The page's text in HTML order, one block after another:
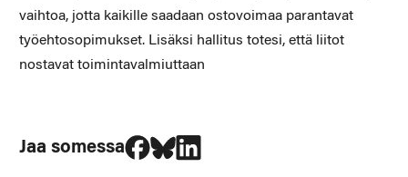
vaihtoa, jotta kaikille saadaan ostovoimaa parantavat
työehtosopimukset. Lisäksi hallitus totesi, että liitot
nostavat toimintavalmiuttaan
Jaa somessa
Jaa Facebookissa
Jaa Blueskyssa
Jaa LinkedIn:ssä